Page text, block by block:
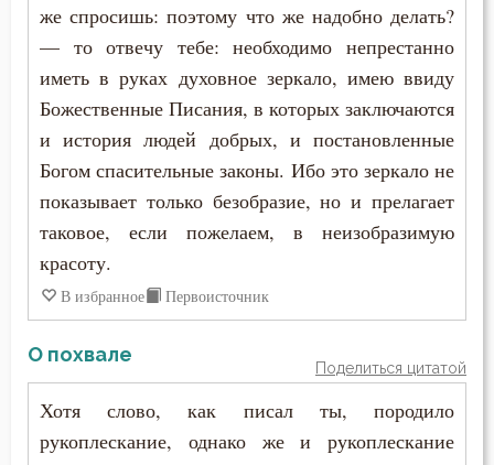
Воплощение
Воскресение Христово
Воспитание
Высокомерие
Гнев
Григорий Синаит
Григорий Чудотворец
Диадох
Дионисий Ареопагит
Епифаний Кипрский
Ерм
Ефрем Сирин
Зосима Палестинский
Иаков Низибийский
же спросишь: поэтому что же надобно делать?
— то отвечу тебе: необходимо непрестанно
иметь в руках духовное зеркало, имею ввиду
Божественные Писания, в которых заключаются
и история людей добрых, и постановленные
Богом спасительные законы. Ибо это зеркало не
показывает только безобразие, но и прелагает
таковое, если пожелаем, в неизобразимую
красоту.
В избранное Первоисточник
О похвале
Поделиться цитатой
Хотя слово, как писал ты, породило
рукоплескание, однако же и рукоплескание